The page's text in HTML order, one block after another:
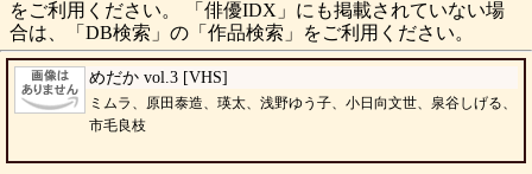
をご利用ください。 「俳優IDX」にも掲載されていない場
合は、「DB検索」の「作品検索」をご利用ください。
めだか vol.3 [VHS]
ミムラ、原田泰造、瑛太、浅野ゆう子、小日向文世、泉谷しげる、
市毛良枝